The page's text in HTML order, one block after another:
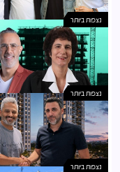
נצפות ביותר
נצפות ביותר
נצפות ביותר